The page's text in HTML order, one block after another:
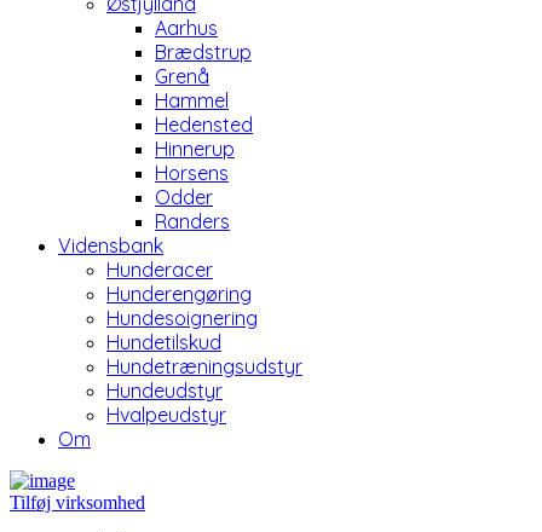
Aarhus
Brædstrup
Grenå
Hammel
Hedensted
Hinnerup
Horsens
Odder
Randers
Vidensbank
Hunderacer
Hunderengøring
Hundesoignering
Hundetilskud
Hundetræningsudstyr
Hundeudstyr
Hvalpeudstyr
Om
Tilføj virksomhed